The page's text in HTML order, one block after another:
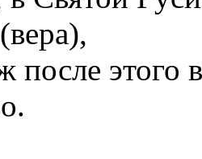
после этого